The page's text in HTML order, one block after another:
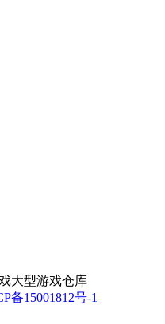
大型游戏仓库
备15001812号-1